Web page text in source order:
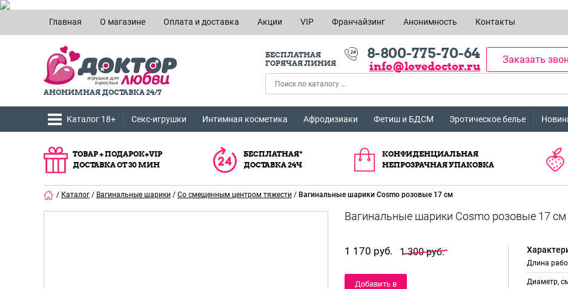
Главная О магазине Оплата и доставка Акции VIP Франчайзинг Анонимность Контакты
АНОНИМНАЯ ДОСТАВКА 24/7
БЕСПЛАТНАЯ
ГОРЯЧАЯ ЛИНИЯ
8-800-775-70-64
info@lovedoctor.ru
Заказать
Каталог 18+ Секс-игрушки Интимная косметика Афродизиаки Фетиш и БДСМ Эротическое белье
ТОВАР + ПОДАРОК+VIP
ДОСТАВКА ОТ 30 МИН
БЕСПЛАТНАЯ*
ДОСТАВКА 24Ч
КОНФИДЕНЦИАЛЬНАЯ
НЕПРОЗРАЧНАЯ УПАКОВКА
/ Каталог / Вагинальные шарики / Со смещенным центром тяжести / Вагинальные шарики Cosmo розовые 17 см
1 170 руб. 1 300 руб.
Добавить в
Длина
Диаметр,